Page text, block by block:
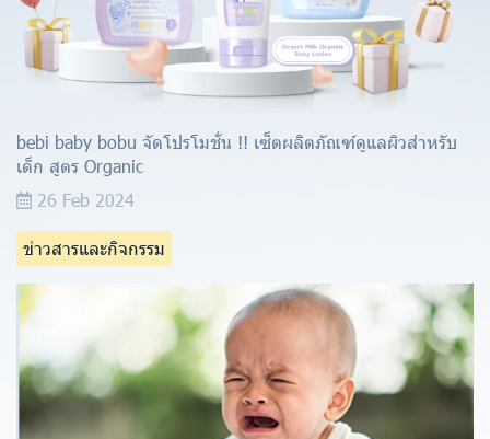
bebi baby bobu จัดโปรโมชั่น !! เซ็ตผลิตภัณฑ์ดูแลผิวสำหรับ
เด็ก สูตร Organic
26 Feb 2024
ข่าวสารและกิจกรรม